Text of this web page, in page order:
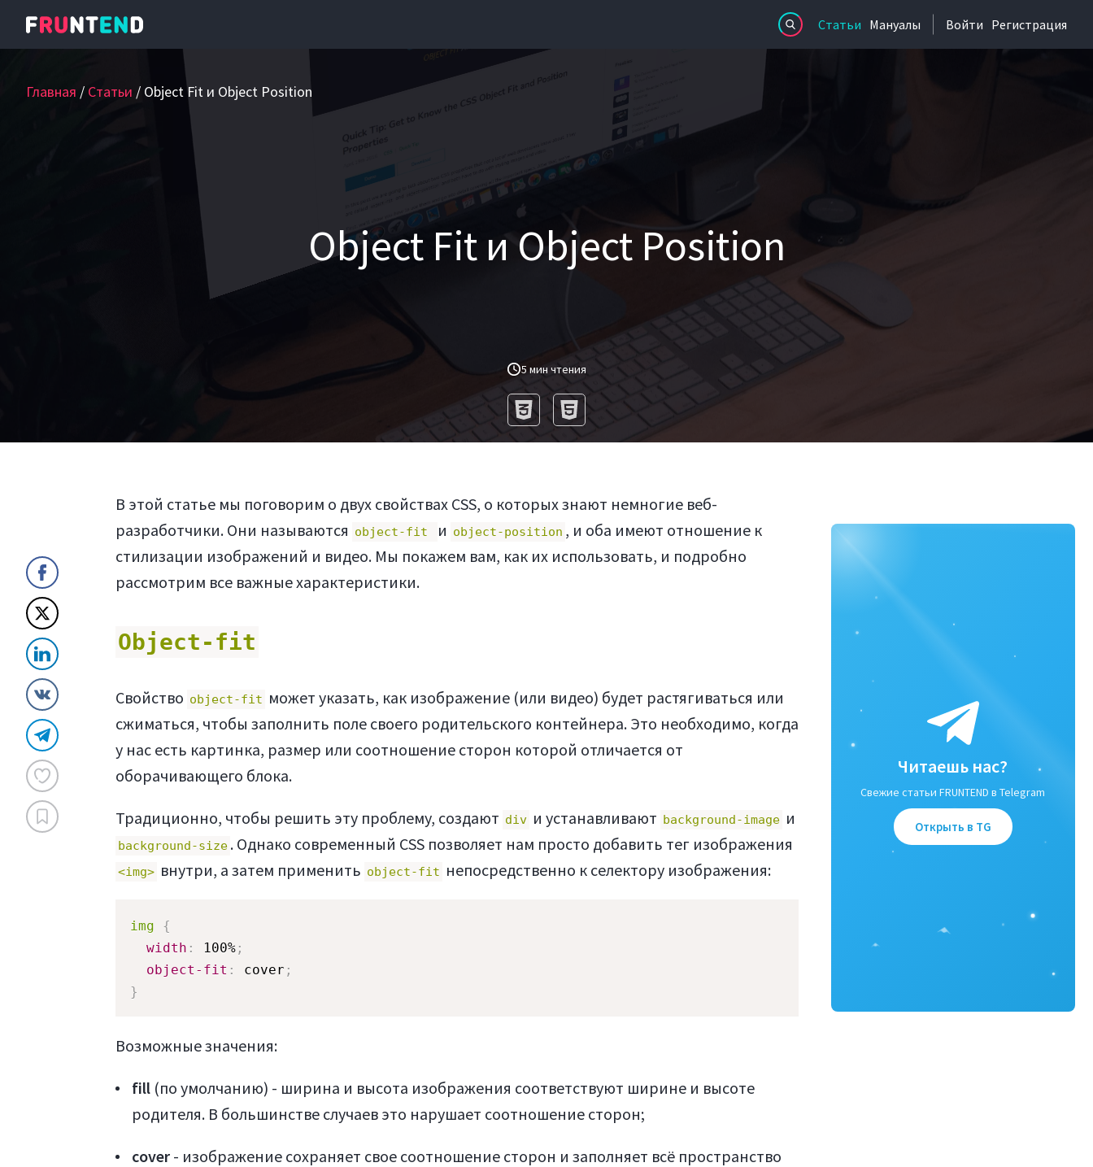
Статьи Мануалы Войти Регистрация
Object Fit и Object Position
5 мин чтения
Главная Статьи Object Fit и Object Position
В этой статье мы поговорим о двух свойствах CSS, о которых знают немногие веб-
разработчики. Они называются object-fit и object-position , и оба имеют отношение к
стилизации изображений и видео. Мы покажем вам, как их использовать, и подробно
рассмотрим все важные характеристики.
Object-fit
Свойство object-fit может указать, как изображение (или видео) будет растягиваться или
сжиматься, чтобы заполнить поле своего родительского контейнера. Это необходимо, когда
у нас есть картинка, размер или соотношение сторон которой отличается от
оборачивающего блока.
Традиционно, чтобы решить эту проблему, создают div и устанавливают background-image и
background-size . Однако современный CSS позволяет нам просто добавить тег изображения
<img> внутри, а затем применить object-fit непосредственно к селектору изображения:
img
{
width : 100%;
object-fit : cover ;
}
Возможные значения:
fill(по умолчанию) - ширина и высота изображения соответствуют ширине и высоте
родителя. В большинстве случаев это нарушает соотношение сторон;
cover- изображение сохраняет свое соотношение сторон и заполняет всё пространство
Читаешь нас?
Свежие статьи FRUNTEND в Telegram
Открыть в TG